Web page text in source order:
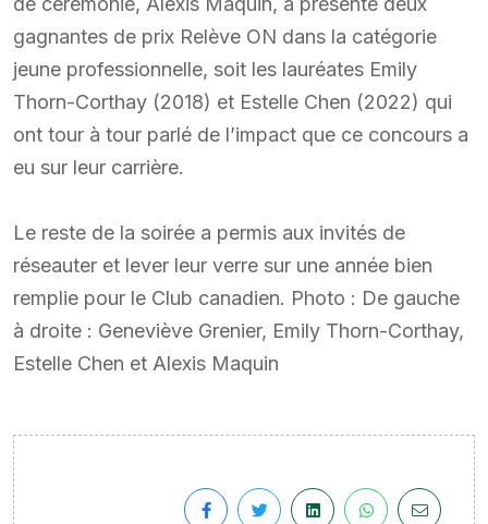
gagnantes de prix Relève ON dans la catégorie
jeune professionnelle, soit les lauréates Emily
Thorn-Corthay (2018) et Estelle Chen (2022) qui
ont tour à tour parlé de l’impact que ce concours a
eu sur leur carrière.
Le reste de la soirée a permis aux invités de
réseauter et lever leur verre sur une année bien
remplie pour le Club canadien. Photo : De gauche
à droite : Geneviève Grenier, Emily Thorn-Corthay,
Estelle Chen et Alexis Maquin